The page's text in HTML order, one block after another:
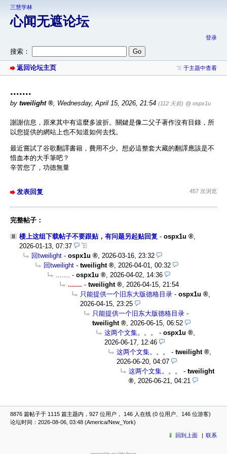
三慧学林
心闻无遮论坛
登录
搜索：
返回论坛主页 于主题中查看
.......
by tweilight , Wednesday, April 15, 2026, 21:54 (112 天前) @ ospx1u
謝謝信息，原來其中有這麼多波折。關鍵是像二父子著作沒有目錄，所
以您提供的網站上也不知道如何去找。
最近嘗試了谷歌翻譯書籍，費用不少。想必這整套大藏的翻譯應該是不
惜血本的大手筆吧？
辛苦您了，功德無量
发表回复 457 次浏览
完整帖子：
楼上这组下载帖子不要跟贴，有问题另起贴回复 - ospx1u
2026-01-13, 07:37
回tweilight - ospx1u
2026-03-16, 23:32
回tweilight - tweilight
2026-04-01, 00:32
- ospx1u
2026-04-02, 14:36
....... - tweilight
2026-04-15, 21:54
只能提供一个旧东大版德格目录 - ospx1u
2026-04-15, 23:25
只能提供一个旧东大版德格目录 -
tweilight
2026-06-15, 06:52
这两个文集。。。
- ospx1u
2026-06-17, 12:46
这两个文集。。。
- tweilight
2026-06-20, 04:07
这两个文集。。。
- tweilight
2026-06-21, 04:21
8876 篇帖子于 1115 篇主题内，927 位用户， 146 人在线 (0 位用户、146 位游客)
论坛时间：2026-08-06, 03:48 (America/New_York)
回到上面 联系